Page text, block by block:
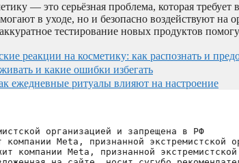
— это серьёзная проблема, которая
в уходе, но и безопасно воздействуют на
тестирование новых продуктов
реакции на косметику: как распознать и
и какие ошибки избегать
ежедневные ритуалы влияют на настроение
организацией и запрещена в РФ
компании Meta, признанной экстремистской
компании Meta, признанной